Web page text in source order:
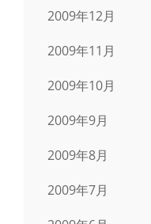
2009年12月
2009年11月
2009年10月
2009年9月
2009年8月
2009年7月